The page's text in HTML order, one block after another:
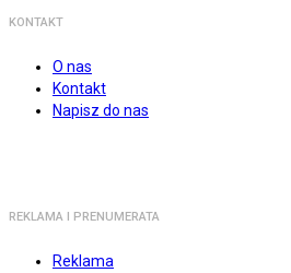
KONTAKT
O nas
Kontakt
Napisz do nas
REKLAMA I PRENUMERATA
Reklama